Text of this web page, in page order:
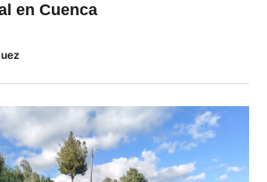
en Cuenca